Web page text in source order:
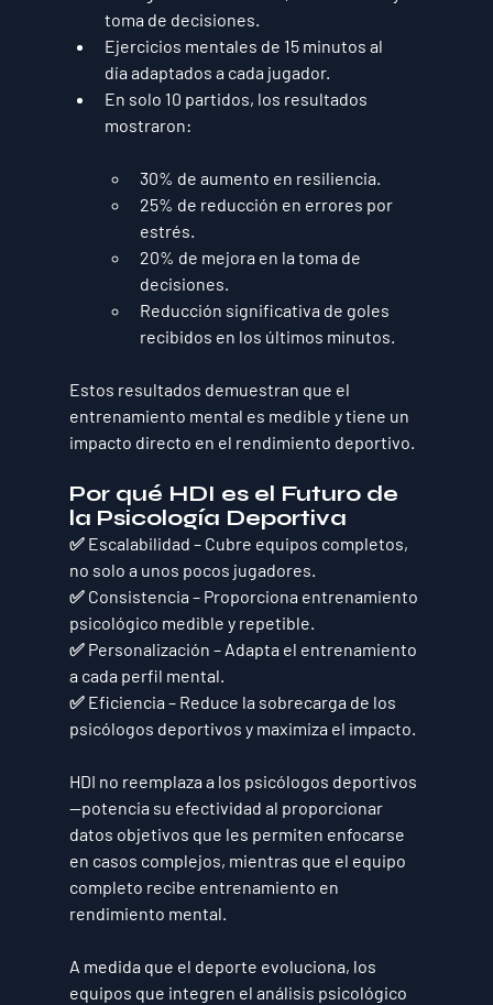
toma de decisiones.
Ejercicios mentales de 15 minutos al
día adaptados a cada jugador.
En solo 10 partidos, los resultados
mostraron:
30% de aumento en resiliencia.
25% de reducción en errores por
estrés.
20% de mejora en la toma de
decisiones.
Reducción significativa de goles
recibidos en los últimos minutos.
Estos resultados demuestran que el
entrenamiento mental es medible y tiene un
impacto directo en el rendimiento deportivo.
Por qué HDI es el Futuro de
la Psicología Deportiva
✅ Escalabilidad – Cubre equipos completos,
no solo a unos pocos jugadores.
✅ Consistencia – Proporciona entrenamiento
psicológico medible y repetible.
✅ Personalización – Adapta el entrenamiento
a cada perfil mental.
✅ Eficiencia – Reduce la sobrecarga de los
psicólogos deportivos y maximiza el impacto.
HDI no reemplaza a los psicólogos deportivos
—potencia su efectividad al proporcionar
datos objetivos que les permiten enfocarse
en casos complejos, mientras que el equipo
completo recibe entrenamiento en
rendimiento mental.
A medida que el deporte evoluciona, los
equipos que integren el análisis psicológico